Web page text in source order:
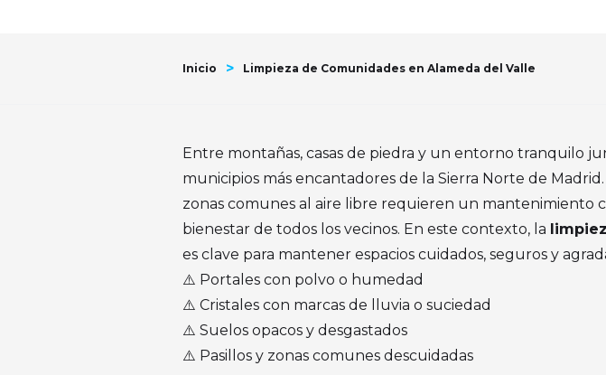
Inicio > Limpieza de Comunidades en Alameda del Valle
Entre montañas, casas de piedra y un entorno tranquilo
municipios más encantadores de la Sierra Norte de
zonas comunes al aire libre requieren un mantenimiento
bienestar de todos los vecinos. En este contexto, la
es clave para mantener espacios cuidados, seguros y
⚠️ Portales con polvo o humedad
⚠️ Cristales con marcas de lluvia o suciedad
⚠️ Suelos opacos y desgastados
⚠️ Pasillos y zonas comunes descuidadas